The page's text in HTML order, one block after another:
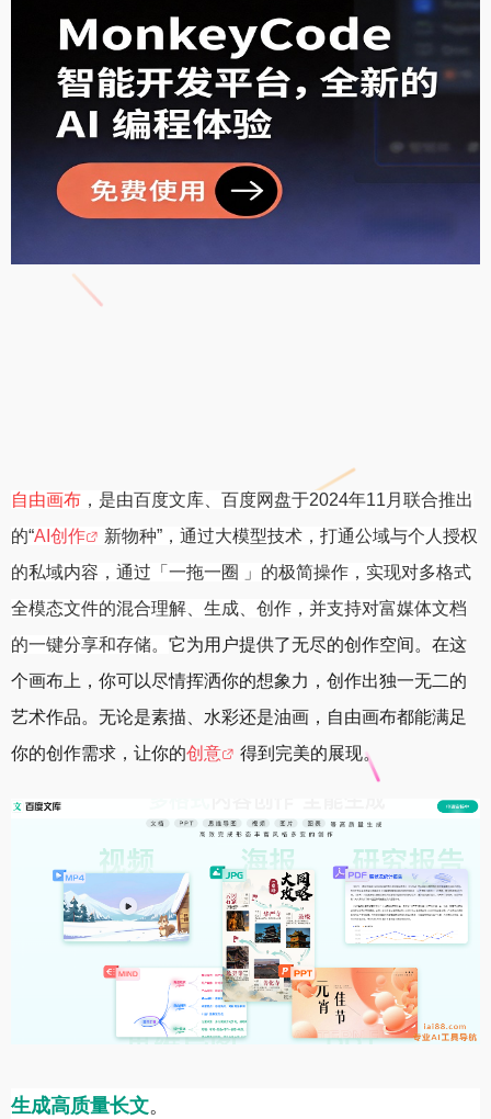
自由画布 ，是由百度文库、百度网盘于2024年11月联合推出
的“AI创作
新物种”，通过大模型技术，打通公域与个人授权
的私域内容，通过「一拖一圈 」的极简操作，实现对多格式
全模态文件的混合理解、生成、创作，并支持对富媒体文档
的一键分享和存储。 它为用户提供了无尽的创作空间。在这
个画布上，你可以尽情挥洒你的想象力，创作出独一无二的
艺术作品。无论是素描、水彩还是油画，自由画布都能满足
你的创作需求，让你的创意 得到完美的展现。
生成高质量长文。